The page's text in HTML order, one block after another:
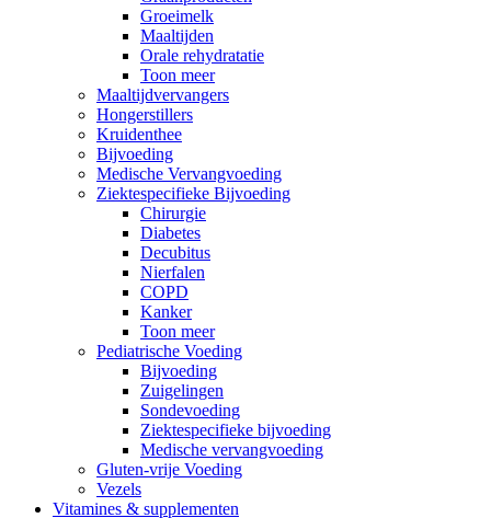
Groeimelk
Maaltijden
Orale rehydratatie
Toon meer
Maaltijdvervangers
Hongerstillers
Kruidenthee
Bijvoeding
Medische Vervangvoeding
Ziektespecifieke Bijvoeding
Chirurgie
Diabetes
Decubitus
Nierfalen
COPD
Kanker
Toon meer
Pediatrische Voeding
Bijvoeding
Zuigelingen
Sondevoeding
Ziektespecifieke bijvoeding
Medische vervangvoeding
Gluten-vrije Voeding
Vezels
Vitamines & supplementen